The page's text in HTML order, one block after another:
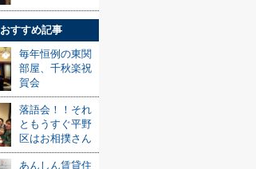
おすすめ記事
毎年恒例の東関
部屋、千秋楽祝
賀会
落語会！！それ
ともうすぐ平野
区はお相撲さん
あんしん賃貸住